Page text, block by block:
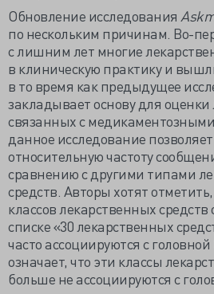
Обновление исследования
по нескольким причинам. Во-
с лишним лет многие
в клиническую практику и
в то время как предыдущее
закладывает основу для
связанных с
данное исследование
относительную частоту
сравнению с другими типами
средств. Авторы хотят
классов лекарственных средств
списке «30 лекарственных
часто ассоциируются с
означает, что эти классы
больше не ассоциируются с